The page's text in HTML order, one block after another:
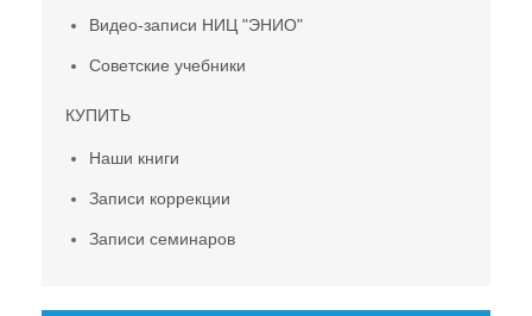
Видео-записи НИЦ "ЭНИО"
Советские учебники
КУПИТЬ
Наши книги
Записи коррекции
Записи семинаров